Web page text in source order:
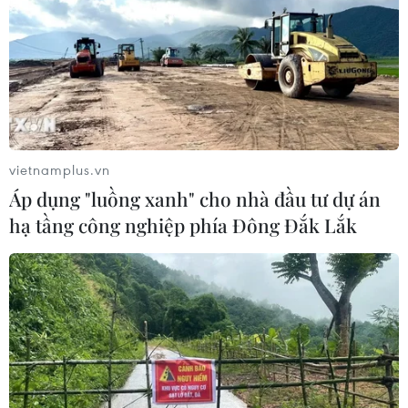
công lý, sẻ chia nỗi đau
08/08/2026 03:28
Vĩnh Long: Còn thông tin là còn tìm
kiếm, không bỏ sót hài cốt liệt sỹ
08/08/2026 03:23
Kết luận số 75-KL/TW: Cà Mau chủ
động thích ứng với biến đổi khí hậu
08/08/2026 02:53
Hà Nội sắp xếp trường học - cuộc
vietnamplus.vn
Áp dụng "luồng xanh" cho nhà đầu tư dự án
hạ tầng công nghiệp phía Đông Đắk Lắk